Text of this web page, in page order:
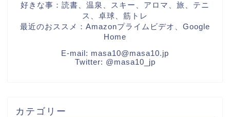
好きな事：読書、温泉、スキー、アロマ、旅、テニ
ス、卓球、筋トレ
最近のおススメ：Amazonプライムビデオ、Google
Home
E-mail: masa10@masa10.jp
Twitter: @masa10_jp
カテゴリー